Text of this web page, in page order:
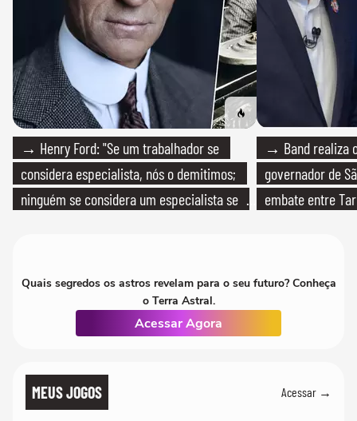
→ Henry Ford: "Se um trabalhador se
considera especialista, nós o demitimos;
ninguém se considera um especialista se
→ Band realiza
governador de
embate entre
Quais segredos os astros revelam para o seu futuro? Conheça
o Terra Astral.
Acessar Agora
MEUS JOGOS Acessar →